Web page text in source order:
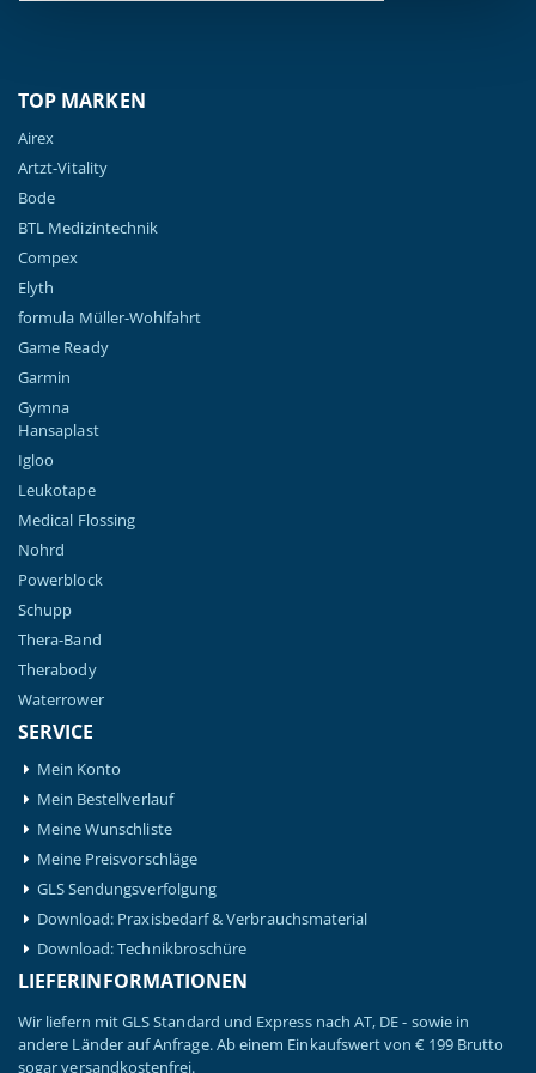
TOP MARKEN
Airex
Artzt-Vitality
Bode
BTL Medizintechnik
Compex
Elyth
formula Müller-Wohlfahrt
Game Ready
Garmin
Gymna
Hansaplast
Igloo
Leukotape
Medical Flossing
Nohrd
Powerblock
Schupp
Thera-Band
Therabody
Waterrower
SERVICE
Mein Konto
Mein Bestellverlauf
Meine Wunschliste
Meine Preisvorschläge
GLS Sendungsverfolgung
Download: Praxisbedarf & Verbrauchsmaterial
Download: Technikbroschüre
LIEFERINFORMATIONEN
Wir liefern mit GLS Standard und Express nach AT, DE - sowie in
andere Länder auf Anfrage. Ab einem Einkaufswert von € 199 Brutto
sogar versandkostenfrei.